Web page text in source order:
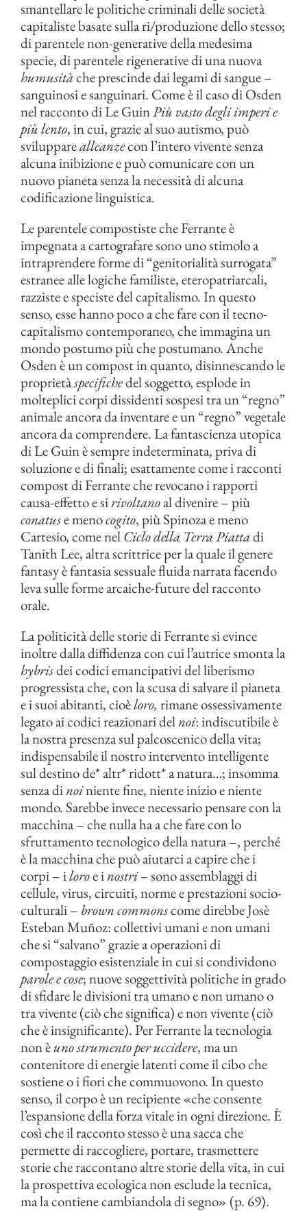
smantellare le politiche criminali delle società
capitaliste basate sulla ri/produzione dello stesso;
di parentele non-generative della medesima
specie, di parentele rigenerative di una nuova
humusitàche prescinde dai legami di sangue –
sanguinosi e sanguinari. Come è il caso di Osden
nel racconto di Le GuinPiù vasto degli imperi e
più lento, in cui, grazie al suo autismo, può
svilupparealleanzecon l’intero vivente senza
alcuna inibizione e può comunicare con un
nuovo pianeta senza la necessità di alcuna
codificazione linguistica.
Le parentele compostiste che Ferrante è
impegnata a cartografare sono uno stimolo a
intraprendere forme di “genitorialità surrogata”
estranee alle logiche familiste, eteropatriarcali,
razziste e speciste del capitalismo. In questo
senso, esse hanno poco a che fare con il tecno-
capitalismo contemporaneo, che immagina un
mondo postumo più che postumano. Anche
Osden è un compost in quanto, disinnescando le
proprietàspecifichedel soggetto, esplode in
molteplici corpi dissidenti sospesi tra un “regno”
animale ancora da inventare e un “regno” vegetale
ancora da comprendere. La fantascienza utopica
di Le Guin è sempre indeterminata, priva di
soluzione e di finali; esattamente come i racconti
compost di Ferrante che revocano i rapporti
causa-effetto e sirivoltanoal divenire – più
conatuse menocogito, più Spinoza e meno
Cartesio, come nelCiclo della Terra Piattadi
Tanith Lee, altra scrittrice per la quale il genere
fantasy è fantasia sessuale fluida narrata facendo
leva sulle forme arcaiche-future del racconto
orale.
La politicità delle storie di Ferrante si evince
inoltre dalla diffidenza con cui l’autrice smonta la
hybrisdei codici emancipativi del liberismo
progressista che, con la scusa di salvare il pianeta
e i suoi abitanti, cioèloro, rimane ossessivamente
legato ai codici reazionari delnoi: indiscutibile è
la nostra presenza sul palcoscenico della vita;
indispensabile il nostro intervento intelligente
sul destino de* altr* ridott* a natura…; insomma
senza dinoiniente fine, niente inizio e niente
mondo. Sarebbe invece necessario pensare con la
macchina – che nulla ha a che fare con lo
sfruttamento tecnologico della natura –, perché
è la macchina che può aiutarci a capire che i
corpi – iloroe inostri –sono assemblaggi di
cellule, virus, circuiti, norme e prestazioni socio-
culturali – browncommonscome direbbe Josè
Esteban Muñoz: collettivi umani e non umani
che si “salvano” grazie a operazioni di
compostaggio esistenziale in cui si condividono
parole e cose; nuove soggettività politiche in grado
di sfidare le divisioni tra umano e non umano o
tra vivente (ciò che significa) e non vivente (ciò
che è insignificante). Per Ferrante la tecnologia
non èuno strumento per uccidere, ma un
contenitore di energie latenti come il cibo che
sostiene o i fiori che commuovono. In questo
senso, il corpo è un recipiente «che consente
l’espansione della forza vitale in ogni direzione. È
così che il racconto stesso è una sacca che
permette di raccogliere, portare, trasmettere
storie che raccontano altre storie della vita, in cui
la prospettiva ecologica non esclude la tecnica,
ma la contiene cambiandola di segno» (p. 69).